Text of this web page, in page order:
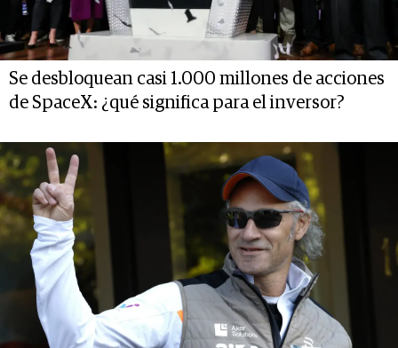
Se desbloquean casi 1.000 millones de acciones
de SpaceX: ¿qué significa para el inversor?